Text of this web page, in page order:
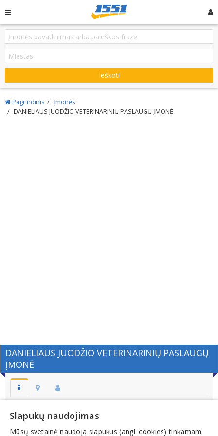
Ieškoti
Pagrindinis
Įmonės
DANIELIAUS JUODŽIO VETERINARINIŲ PASLAUGŲ ĮMONĖ
DANIELIAUS JUODŽIO VETERINARINIŲ PASLAUGŲ
ĮMONĖ
Adresas:
ŽIEŽMARIŲ M. ŽIEŽMARIŲ SEN. KAIŠIADORIŲ R.
Slapukų naudojimas
Mūsų svetainė naudoja slapukus (angl. cookies) tinkamam